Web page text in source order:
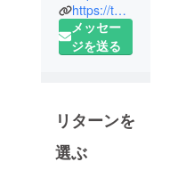
https://tabelog.com/tokyo/A1301/A130101/13000576/
メッセー
ジを送る
リターンを
選ぶ